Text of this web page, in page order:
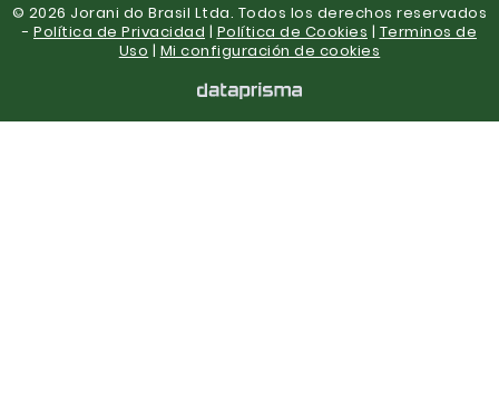
© 2026 Jorani do Brasil Ltda. Todos los derechos reservados
- Política de Privacidad | Política de Cookies | Terminos de
Uso | Mi configuración de cookies